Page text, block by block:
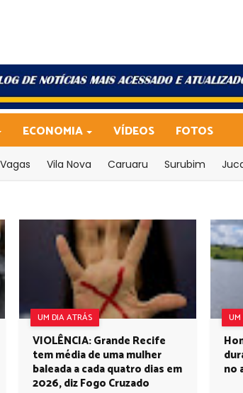
ECONOMIA VÍDEOS FOTOS
Vagas Vila Nova Caruaru Surubim
UM DIA ATRÁS
VIOLÊNCIA: Grande Recife
tem média de uma mulher
baleada a cada quatro dias em
2026, diz Fogo Cruzado
no